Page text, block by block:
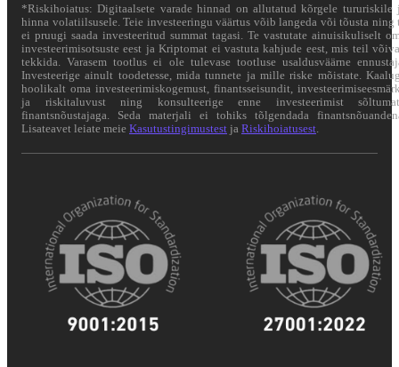
*Riskihoiatus: Digitaalsete varade hinnad on allutatud kõrgele tururiskile
hinna volatiilsusele. Teie investeeringu väärtus võib langeda või tõusta ning
ei pruugi saada investeeritud summat tagasi. Te vastutate ainuisikuliselt
investeerimisotsuste eest ja Kriptomat ei vastuta kahjude eest, mis teil
tekkida. Varasem tootlus ei ole tulevase tootluse usaldusväärne
Investeerige ainult toodetesse, mida tunnete ja mille riske mõistate.
hoolikalt oma investeerimiskogemust, finantsseisundit,
ja riskitaluvust ning konsulteerige enne investeerimist
finantsnõustajaga. Seda materjali ei tohiks tõlgendada
Lisateavet leiate meie Kasutustingimustest ja Riskihoiatusest